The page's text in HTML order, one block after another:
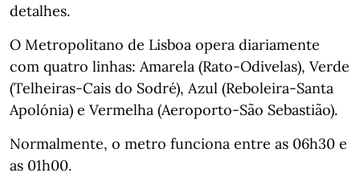
detalhes.
O Metropolitano de Lisboa opera diariamente
com quatro linhas: Amarela (Rato-Odivelas), Verde
(Telheiras-Cais do Sodré), Azul (Reboleira-Santa
Apolónia) e Vermelha (Aeroporto-São Sebastião).
Normalmente, o metro funciona entre as 06h30 e
as 01h00.